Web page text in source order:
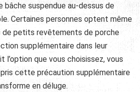
bâche suspendue au-dessus de
Certaines personnes optent même
petits revêtements de porche
supplémentaire dans leur
l’option que vous choisissez, vous
pris cette précaution supplémentaire
en déluge.